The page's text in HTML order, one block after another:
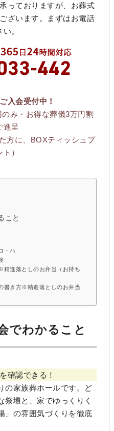
っておりますが、お葬式
ざいます。まずはお電話
い。
入会受付中！
み・お得な葬儀3万円割
進呈
方に、BOXティッシュプ
）
こと
・ハ
精進落としのお弁当（お持ち
書き方※精進落としのお弁当
でわかること
確認できる！
の家族葬ホールです。ど
祭壇と、家でゆっくりく
」の雰囲気づくりを徹底